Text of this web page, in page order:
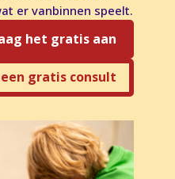
er vanbinnen speelt.
het gratis aan
gratis consult